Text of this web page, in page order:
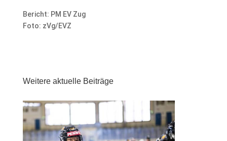
Bericht: PM EV Zug
Foto: zVg/EVZ
Weitere aktuelle Beiträge